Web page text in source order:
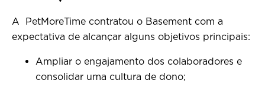
A PetMoreTime contratou o Basement com a
expectativa de alcançar alguns objetivos principais:
Ampliar o engajamento dos colaboradores e
consolidar uma cultura de dono;